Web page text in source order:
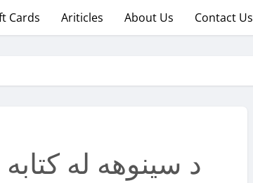
Cards Ariticles About Us Contact Us
!د سینوهه له